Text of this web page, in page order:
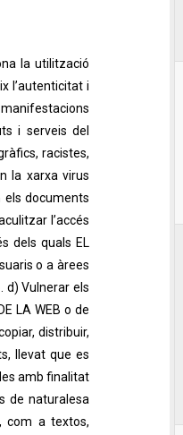
la utilització
l’autenticitat i
i serveis del
racistes,
la xarxa virus
els documents
l’accés
dels quals EL
o a àrees
d) Vulnerar els
LA WEB o de
distribuir,
llevat que es
amb finalitat
de naturalesa
com a textos,